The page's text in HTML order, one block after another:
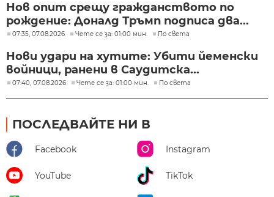
Нов опит срещу гражданството по
рождение: Доналд Тръмп подписа два...
07:35, 07.08.2026 Чете се за: 01:00 мин. По света
Нови удари на хутите: Убити йеменски
войници, ранени в Саудитска...
07:40, 07.08.2026 Чете се за: 01:00 мин. По света
ПОСЛЕДВАЙТЕ НИ В
Facebook Instagram
YouTube TikTok